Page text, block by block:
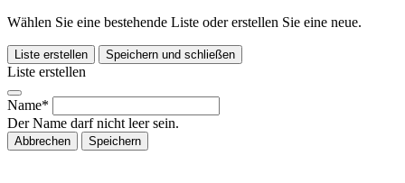
Wählen Sie eine bestehende Liste oder erstellen Sie eine neue.
Liste erstellen Speichern und schließen
Liste erstellen
Name*
Der Name darf nicht leer sein.
Abbrechen Speichern